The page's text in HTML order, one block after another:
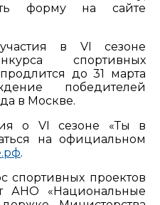
форму на сайте
в VI сезоне
спортивных
до 31 марта
победителей
в Москве.
о VI сезоне «Ты в
на официальном
.
спортивных проектов
АНО «Национальные